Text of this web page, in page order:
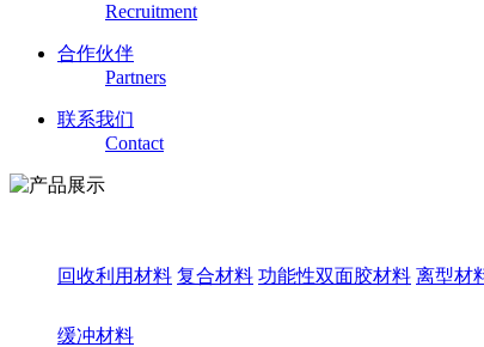
Recruitment
合作伙伴
Partners
联系我们
Contact
回收利用材料 复合材料 功能性双面胶材料 离型材
缓冲材料